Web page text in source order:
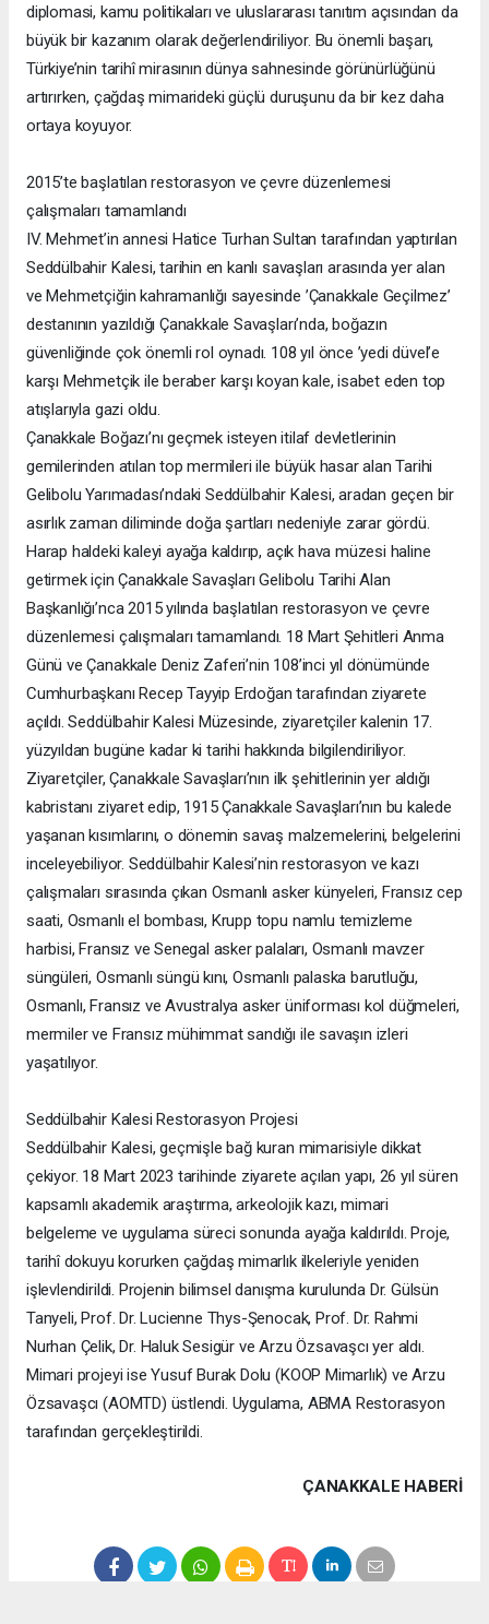
diplomasi, kamu politikaları ve uluslararası tanıtım açısından da
büyük bir kazanım olarak değerlendiriliyor. Bu önemli başarı,
Türkiye’nin tarihî mirasının dünya sahnesinde görünürlüğünü
artırırken, çağdaş mimarideki güçlü duruşunu da bir kez daha
ortaya koyuyor.
2015’te başlatılan restorasyon ve çevre düzenlemesi
çalışmaları tamamlandı
IV. Mehmet’in annesi Hatice Turhan Sultan tarafından yaptırılan
Seddülbahir Kalesi, tarihin en kanlı savaşları arasında yer alan
ve Mehmetçiğin kahramanlığı sayesinde ’Çanakkale Geçilmez’
destanının yazıldığı Çanakkale Savaşları’nda, boğazın
güvenliğinde çok önemli rol oynadı. 108 yıl önce ’yedi düvel’e
karşı Mehmetçik ile beraber karşı koyan kale, isabet eden top
atışlarıyla gazi oldu.
Çanakkale Boğazı’nı geçmek isteyen itilaf devletlerinin
gemilerinden atılan top mermileri ile büyük hasar alan Tarihi
Gelibolu Yarımadası’ndaki Seddülbahir Kalesi, aradan geçen bir
asırlık zaman diliminde doğa şartları nedeniyle zarar gördü.
Harap haldeki kaleyi ayağa kaldırıp, açık hava müzesi haline
getirmek için Çanakkale Savaşları Gelibolu Tarihi Alan
Başkanlığı’nca 2015 yılında başlatılan restorasyon ve çevre
düzenlemesi çalışmaları tamamlandı. 18 Mart Şehitleri Anma
Günü ve Çanakkale Deniz Zaferi’nin 108’inci yıl dönümünde
Cumhurbaşkanı Recep Tayyip Erdoğan tarafından ziyarete
açıldı. Seddülbahir Kalesi Müzesinde, ziyaretçiler kalenin 17.
yüzyıldan bugüne kadar ki tarihi hakkında bilgilendiriliyor.
Ziyaretçiler, Çanakkale Savaşları’nın ilk şehitlerinin yer aldığı
kabristanı ziyaret edip, 1915 Çanakkale Savaşları’nın bu kalede
yaşanan kısımlarını, o dönemin savaş malzemelerini, belgelerini
inceleyebiliyor. Seddülbahir Kalesi’nin restorasyon ve kazı
çalışmaları sırasında çıkan Osmanlı asker künyeleri, Fransız cep
saati, Osmanlı el bombası, Krupp topu namlu temizleme
harbisi, Fransız ve Senegal asker palaları, Osmanlı mavzer
süngüleri, Osmanlı süngü kını, Osmanlı palaska barutluğu,
Osmanlı, Fransız ve Avustralya asker üniforması kol düğmeleri,
mermiler ve Fransız mühimmat sandığı ile savaşın izleri
yaşatılıyor.
Seddülbahir Kalesi Restorasyon Projesi
Seddülbahir Kalesi, geçmişle bağ kuran mimarisiyle dikkat
çekiyor. 18 Mart 2023 tarihinde ziyarete açılan yapı, 26 yıl süren
kapsamlı akademik araştırma, arkeolojik kazı, mimari
belgeleme ve uygulama süreci sonunda ayağa kaldırıldı. Proje,
tarihî dokuyu korurken çağdaş mimarlık ilkeleriyle yeniden
işlevlendirildi. Projenin bilimsel danışma kurulunda Dr. Gülsün
Tanyeli, Prof. Dr. Lucienne Thys-Şenocak, Prof. Dr. Rahmi
Nurhan Çelik, Dr. Haluk Sesigür ve Arzu Özsavaşcı yer aldı.
Mimari projeyi ise Yusuf Burak Dolu (KOOP Mimarlık) ve Arzu
Özsavaşcı (AOMTD) üstlendi. Uygulama, ABMA Restorasyon
tarafından gerçekleştirildi.
ÇANAKKALE HABERİ